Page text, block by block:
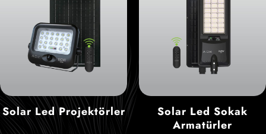
Solar Led Projektörler
Solar Led Sokak
Armatürler